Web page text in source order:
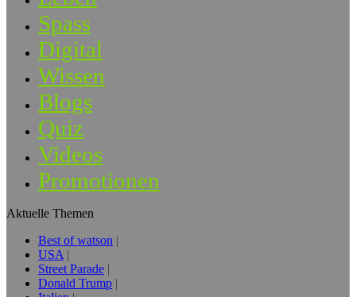
Spass
Digital
Wissen
Blogs
Quiz
Videos
Promotionen
Aktuelle Themen
Best of watson
USA
Street Parade
Donald Trump